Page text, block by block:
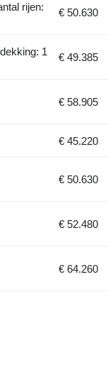
rijen:
€ 50.630
1
€ 49.385
€ 58.905
€ 45.220
€ 50.630
€ 52.480
€ 64.260